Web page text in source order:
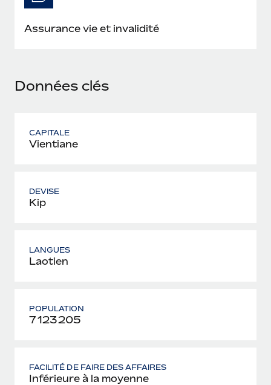
En savoir plus
Assurance vie et invalidité
Données clés
CAPITALE
Vientiane
DEVISE
Kip
LANGUES
Laotien
POPULATION
7 123 205
FACILITÉ DE FAIRE DES AFFAIRES
Inférieure à la moyenne